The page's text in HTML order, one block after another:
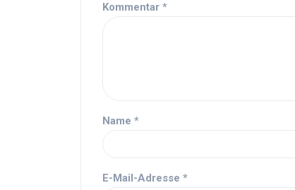
Kommentar *
Name *
E-Mail-Adresse *